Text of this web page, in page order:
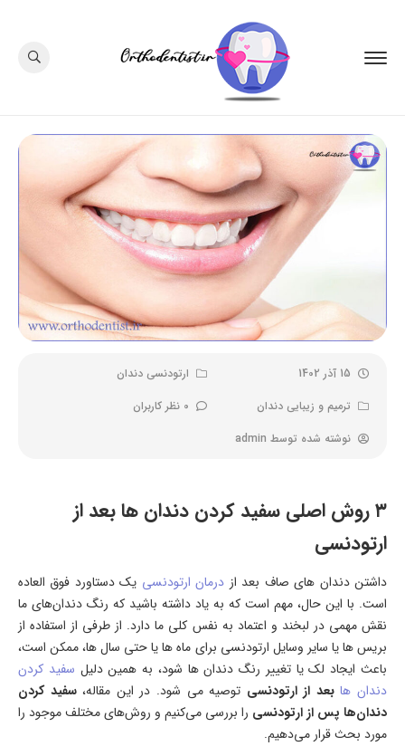
15 آذر 1402
ارتودنسی دندان
ترمیم و زیبایی دندان
0 نظر کاربران
نوشته شده توسط admin
۳ روش اصلی سفید کردن دندان ها بعد از
ارتودنسی
داشتن دندان های صاف بعد از درمان ارتودنسی یک دستاورد فوق العاده
است. با این حال، مهم است که به یاد داشته باشید که رنگ دندان‌های ما
نقش مهمی در لبخند و اعتماد به نفس کلی ما دارد. از طرفی از استفاده از
بریس ها یا سایر وسایل ارتودنسی برای ماه ها یا حتی سال ها، ممکن است،
باعث ایجاد لک یا تغییر رنگ دندان ها شود، به همین دلیل سفید کردن
دندان هابعد از ارتودنسی توصیه می شود. در این مقاله،سفید کردن
دندان‌ها پس از ارتودنسی را بررسی می‌کنیم و روش‌های مختلف موجود را
مورد بحث قرار می‌دهیم.